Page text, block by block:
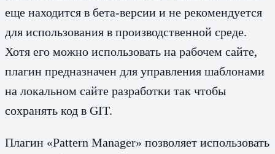
еще находится в бета-версии и не рекомендуется
для использования в производственной среде.
Хотя его можно использовать на рабочем сайте,
плагин предназначен для управления шаблонами
на локальном сайте разработки так чтобы
сохранять код в GIT.
Плагин «Pattern Manager» позволяет использовать